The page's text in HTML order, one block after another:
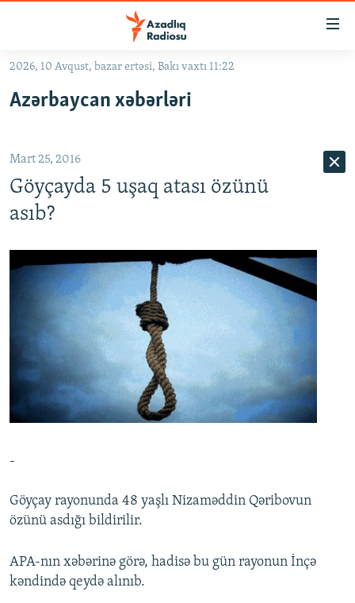
Əsas
qayıt
qayıt
Axtarışa
FƏRQƏ BAX
MULTIMEDIA
FOTOQALEREYA
İNFOQRAFIKA
KARIKATURA
RADIO ARXIV
AZƏRBAYCAN ƏDƏBIYYATI KITABXANASI
İSLAM VƏ DEMOKRATIYA
HAQQIMIZDA
MISSIYAMIZ
PEŞƏ ETIKASI VƏ JURNALISTIKA STANDARTLARIMIZ
XƏBƏR BÜLLETENLƏRIMIZ
BIZI IZLƏ
2026, 10 Avqust, bazar ertəsi, Bakı vaxtı 11:22
Azərbaycan xəbərləri
Mart 25, 2016
Göyçayda 5 uşaq atası özünü
asıb?
-
Göyçay rayonunda 48 yaşlı Nizaməddin Qəribovun
özünü asdığı bildirilir.
APA-nın xəbərinə görə, hadisə bu gün rayonun İnçə
kəndində qeydə alınıb.